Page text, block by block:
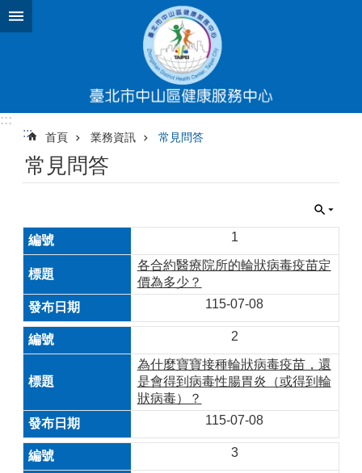
跳到主要內容區塊
:::
:::
首頁 業務資訊 常見問答
常見問答
1
各合約醫療院所的輪狀病毒疫苗定
價為多少？
115-07-08
2
為什麼寶寶接種輪狀病毒疫苗，還
是會得到病毒性腸胃炎（或得到輪
狀病毒）？
115-07-08
3